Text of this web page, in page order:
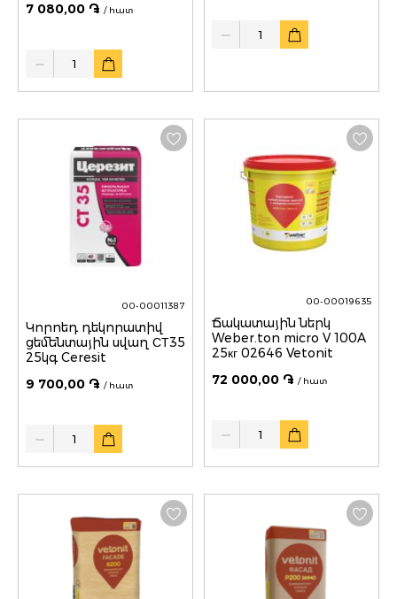
7 080,00 ֏ / հատ
00-00011387
Կորոեդ դեկորատիվ
ցեմենտային սվաղ СТ35
25կգ Ceresit
9 700,00 ֏ / հատ
00-00019635
Ճակատային ներկ
Weber.ton micro V 100A
25кг 02646 Vetonit
72 000,00 ֏ / հատ
Quantity